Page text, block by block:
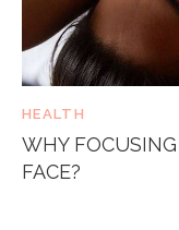
HEALTH
WHY
FACE?